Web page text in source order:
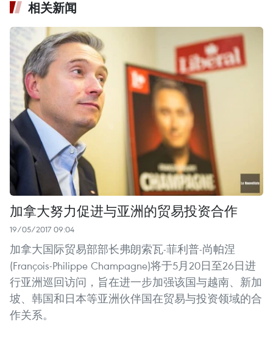
相关新闻
加拿大努力促进与亚洲的贸易投资合作
19/05/2017 09:04
加拿大国际贸易部部长弗朗索瓦-菲利普-尚帕涅
(François-Philippe Champagne)将于5月20日至26日进
行亚洲巡回访问，旨在进一步加强该国与越南、新加
坡、韩国和日本等亚洲伙伴国在贸易与投资领域的合
作关系。